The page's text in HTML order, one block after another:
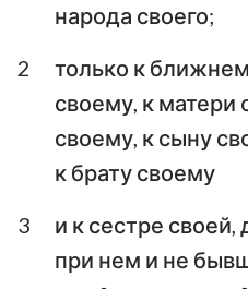
Исаия
Плач Иеремии
Даниил
Иоиль
Авдия
Михей
народа своего;
2
только к
своему, к матери
своему, к сыну
к брату своему
3
и к сестре
при нем и не